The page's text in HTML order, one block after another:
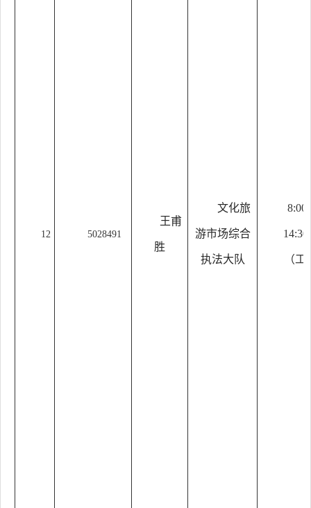
12 5028491
王甫
胜
文化旅
游市场综合
执法大队 （